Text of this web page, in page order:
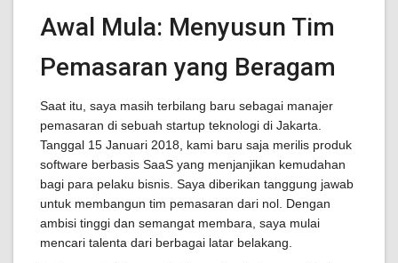
Awal Mula: Menyusun Tim
Pemasaran yang Beragam
Saat itu, saya masih terbilang baru sebagai manajer
pemasaran di sebuah startup teknologi di Jakarta.
Tanggal 15 Januari 2018, kami baru saja merilis produk
software berbasis SaaS yang menjanjikan kemudahan
bagi para pelaku bisnis. Saya diberikan tanggung jawab
untuk membangun tim pemasaran dari nol. Dengan
ambisi tinggi dan semangat membara, saya mulai
mencari talenta dari berbagai latar belakang.